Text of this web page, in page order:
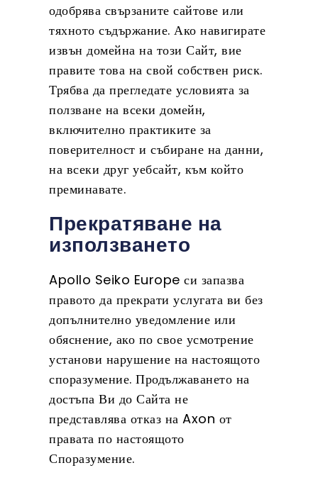
одобрява свързаните сайтове или
тяхното съдържание. Ако навигирате
извън домейна на този Сайт, вие
правите това на свой собствен риск.
Трябва да прегледате условията за
ползване на всеки домейн,
включително практиките за
поверителност и събиране на данни,
на всеки друг уебсайт, към който
преминавате.
Прекратяване на
използването
Apollo Seiko Europe си запазва
правото да прекрати услугата ви без
допълнително уведомление или
обяснение, ако по свое усмотрение
установи нарушение на настоящото
споразумение. Продължаването на
достъпа Ви до Сайта не
представлява отказ на Axon от
правата по настоящото
Споразумение.